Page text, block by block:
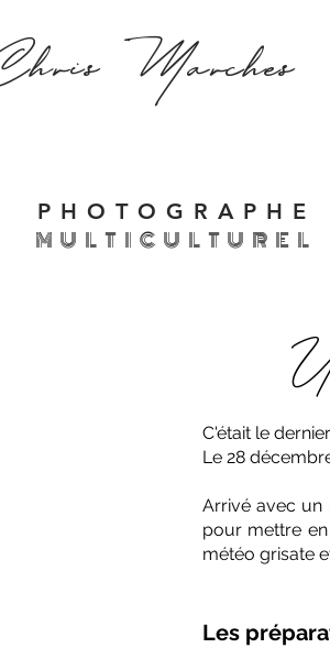
PHOTOGRAPHE
MULTICULTUREL
Marches
C'était le
Le 28
Arrivé avec un
pour mettre
météo grisate
Les